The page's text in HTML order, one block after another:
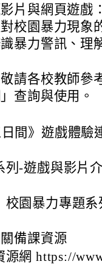
片與網頁遊戲
校園暴力現象
暴力警訊、理
請各校教師參
查詢與使用。
日間》遊戲體
列-遊戲與影片
校園暴力專題
備課資源
源網 https://